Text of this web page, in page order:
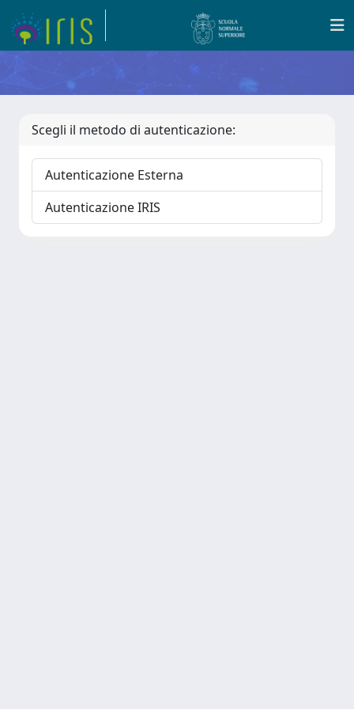
Scegli il metodo di autenticazione:
Autenticazione Esterna
Autenticazione IRIS